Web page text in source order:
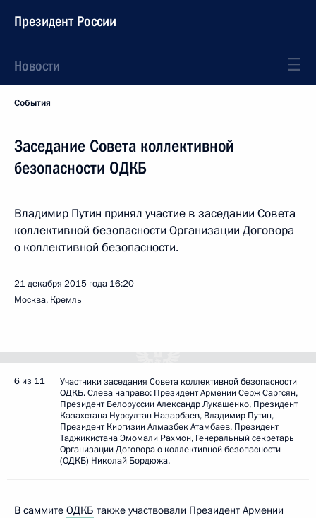
Президент России
Новости
События
Заседание Совета коллективной
безопасности ОДКБ
Владимир Путин принял участие в заседании Совета
коллективной безопасности Организации Договора
о коллективной безопасности.
21 декабря 2015 года 16:20
Москва, Кремль
6 из 11
Участники заседания Совета коллективной безопасности
ОДКБ. Слева направо: Президент Армении Серж Саргсян,
Президент Белоруссии Александр Лукашенко, Президент
Казахстана Нурсултан Назарбаев, Владимир Путин,
Президент Киргизии Алмазбек Атамбаев, Президент
Таджикистана Эмомали Рахмон, Генеральный секретарь
Организации Договора о коллективной безопасности
(ОДКБ) Николай Бордюжа.
В саммите ОДКБ также участвовали Президент Армении